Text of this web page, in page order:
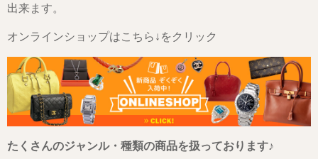
出来ます。
オンラインショップはこちら↓をクリック
たくさんのジャンル・種類の商品を扱っております♪